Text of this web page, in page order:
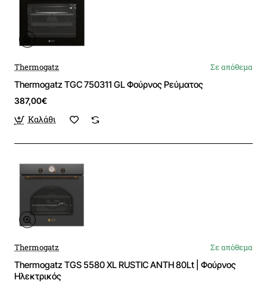
Thermogatz Σε απόθεμα
Thermogatz TGC 750311 GL Φούρνος Ρεύματος
387,00€
Καλάθι
Thermogatz Σε απόθεμα
Thermogatz TGS 5580 XL RUSTIC ANTH 80Lt | Φούρνος
Ηλεκτρικός